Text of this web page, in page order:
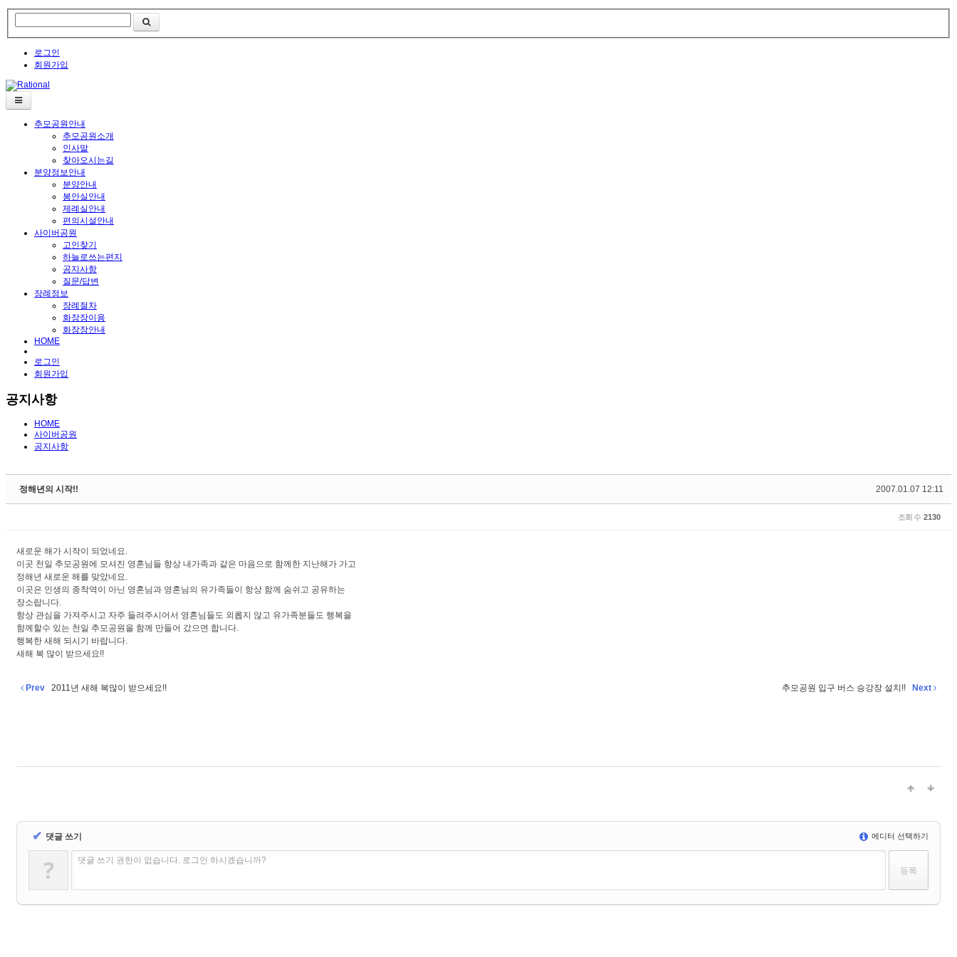
로그인
회원가입
추모공원안내
추모공원소개
인사말
찾아오시는길
분양정보안내
분양안내
봉안실안내
제례실안내
편의시설안내
사이버공원
고인찾기
하늘로쓰는편지
공지사항
질문/답변
장례정보
장례절차
화장장이용
화장장안내
HOME
로그인
회원가입
공지사항
HOME
사이버공원
공지사항
2007.01.07 12:11
정해년의 시작!!
조회 수 2130
새로운 해가 시작이 되었네요.
이곳 천일 추모공원에 모셔진 영혼님들 항상 내가족과 같은 마음으로 함께한 지난해가 가고
정해년 새로운 해를 맞았네요.
이곳은 인생의 종착역이 아닌 영혼님과 영혼님의 유가족들이 항상 함께 숨쉬고 공유하는
장소랍니다.
항상 관심을 가져주시고 자주 들려주시어서 영혼님들도 외롭지 않고 유가족분들도 행복을
함께할수 있는 천일 추모공원을 함께 만들어 갔으면 합니다.
행복한 새해 되시기 바랍니다.
새해 복 많이 받으세요!!
Prev 2011년 새해 복많이 받으세요!! 추모공원 입구 버스 승강장 설치!! Next
✔ 댓글 쓰기 에디터 선택하기
? 댓글 쓰기 권한이 없습니다. 로그인 하시겠습니까?